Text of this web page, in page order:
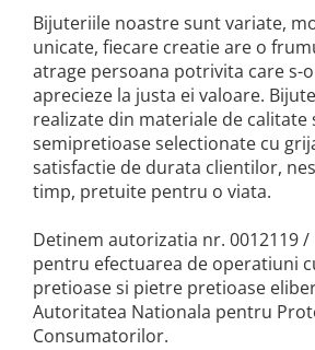
Bijuteriile noastre sunt variate,
unicate, fiecare creatie are o
atrage persoana potrivita care s-
aprecieze la justa ei valoare.
realizate din materiale de calitate
semipretioase selectionate cu
satisfactie de durata clientilor,
timp, pretuite pentru o viata.
Detinem autorizatia nr. 0012119 /
pentru efectuarea de operatiuni
pretioase si pietre pretioase
Autoritatea Nationala pentru
Consumatorilor.